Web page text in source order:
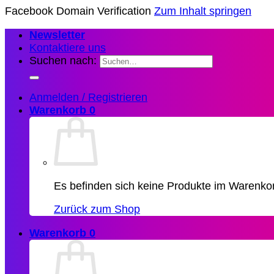
Facebook Domain Verification Zum Inhalt springen
Newsletter
Kontaktiere uns
Suchen nach:
Anmelden / Registrieren
Warenkorb 0
Es befinden sich keine Produkte im
Zurück zum Shop
Warenkorb 0